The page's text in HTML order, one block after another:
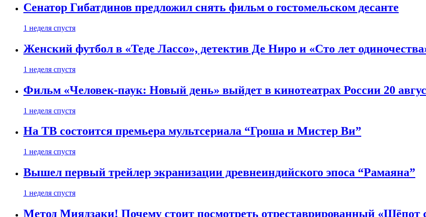
Сенатор Гибатдинов предложил снять фильм о гостомельском десанте
1 неделя спустя
Женский футбол в «Теде Лассо», детектив Де Ниро и «Сто лет
1 неделя спустя
Фильм «Человек-паук: Новый день» выйдет в кинотеатрах России 20
1 неделя спустя
На ТВ состоится премьера мультсериала “Гроша и Мистер Ви”
1 неделя спустя
Вышел первый трейлер экранизации древнеиндийского эпоса “Рамаяна”
1 неделя спустя
Метод Миядзаки! Почему стоит посмотреть отреставрированный «Шёпот